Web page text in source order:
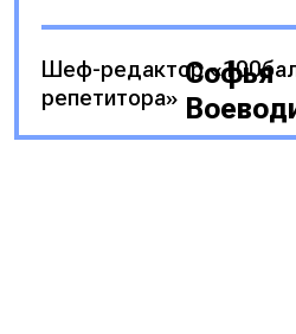
Софья
Шеф-редактор
репетитора»